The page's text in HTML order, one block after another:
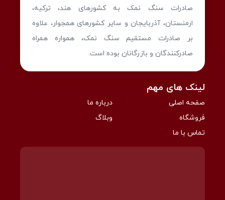
لینک های مهم
صفحه اصلی
فروشگاه
تماس با ما
درباره ما
وبلاگ
صادرات سنگ نمک به کشورهای هند، ترکیه،
ارمنستان، آذربایجان و سایر کشورهای همجوار، علاوه
بر صادرات مستقیم سنگ نمک، همواره همراه
صادرکنندگان و بازرگانان بوده است.